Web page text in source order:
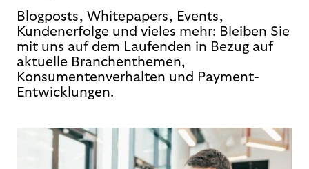
Blogposts, Whitepapers, Events,
Kundenerfolge und vieles mehr: Bleiben Sie
mit uns auf dem Laufenden in Bezug auf
aktuelle Branchenthemen,
Konsumentenverhalten und Payment-
Entwicklungen.